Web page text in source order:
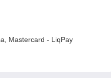
Mastercard - LiqPay